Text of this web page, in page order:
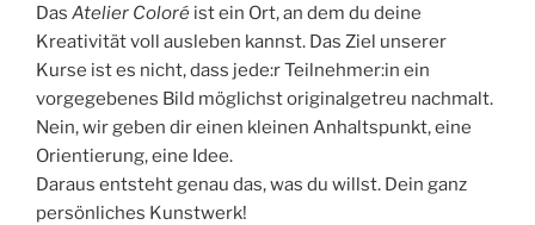
Das Atelier Coloré ist ein Ort, an dem du deine
Kreativität voll ausleben kannst. Das Ziel unserer
Kurse ist es nicht, dass jede:r Teilnehmer:in ein
vorgegebenes Bild möglichst originalgetreu nachmalt.
Nein, wir geben dir einen kleinen Anhaltspunkt, eine
Orientierung, eine Idee.
Daraus entsteht genau das, was du willst. Dein ganz
persönliches Kunstwerk!